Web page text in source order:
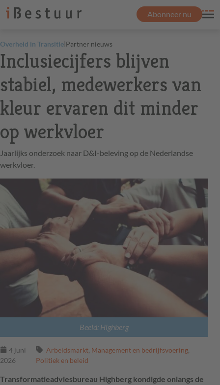
Abonneer nu
Overheid in Transitie|Partner nieuws
Inclusiecijfers blijven
stabiel, medewerkers van
kleur ervaren dit minder
op werkvloer
Jaarlijks onderzoek naar D&I-beleving op de Nederlandse
werkvloer.
Beeld: Highberg
4 juni
2026
Arbeidsmarkt, Management en bedrijfsvoering,
Politiek en beleid
Transformatieadviesbureau Highberg kondigde onlangs de